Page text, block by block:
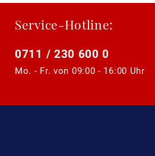
Service-Hotline:
0711 / 230 600 0
Mo. - Fr. von 09:00 - 16:00 Uhr